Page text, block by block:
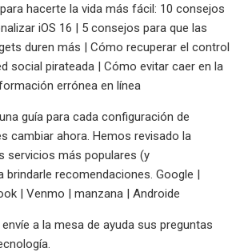
hacerte la vida más fácil: 10 consejos
iOS 16 | 5 consejos para que las
duren más | Cómo recuperar el control
social pirateada | Cómo evitar caer en la
errónea en línea
guía para cada configuración de
cambiar ahora. Hemos revisado la
servicios más populares (y
brindarle recomendaciones. Google |
| Venmo | manzana | Androide
a la mesa de ayuda sus preguntas